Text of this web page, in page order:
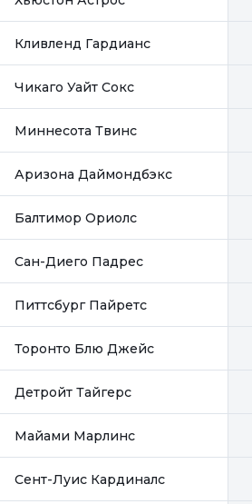
Кливленд Гардианс
Чикаго Уайт Сокс
Миннесота Твинс
Аризона Даймондбэкс
Балтимор Ориолс
Сан-Диего Падрес
Питтсбург Пайретс
Торонто Блю Джейс
Детройт Тайгерс
Майами Марлинс
Сент-Луис Кардиналс